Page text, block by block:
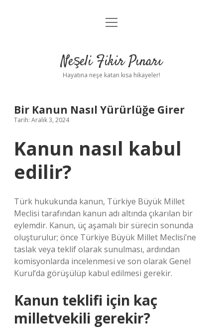
Anasayfa
Yasal Uyarı
menüyü
Neşeli Fikir Pınarı
Hayatına neşe katan kısa hikayeler!
Bir Kanun Nasıl Yürürlüğe Girer
Tarih: Aralık 3, 2024
Kanun nasıl kabul
edilir?
Türk hukukunda kanun, Türkiye Büyük Millet
Meclisi tarafından kanun adı altında çıkarılan bir
eylemdir. Kanun, üç aşamalı bir sürecin sonunda
oluşturulur; önce Türkiye Büyük Millet Meclisi’ne
taslak veya teklif olarak sunulması, ardından
komisyonlarda incelenmesi ve son olarak Genel
Kurul’da görüşülüp kabul edilmesi gerekir.
Kanun teklifi için kaç
milletvekili gerekir?